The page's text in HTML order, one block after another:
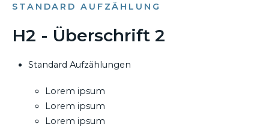
STANDARD AUFZÄHLUNG
H2 - Überschrift 2
Standard Aufzählungen
Lorem ipsum
Lorem ipsum
Lorem ipsum